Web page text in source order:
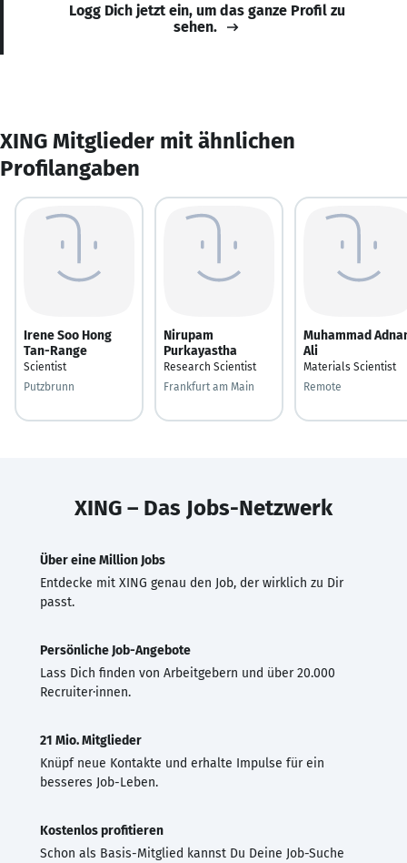
Logg Dich jetzt ein, um das ganze Profil zu
sehen.
XING Mitglieder mit ähnlichen
Profilangaben
Irene Soo Hong
Tan-Range
Scientist
Putzbrunn
Nirupam
Purkayastha
Research Scientist
Frankfurt am Main
Muhammad
Ali
Materials Scientist
Remote
XING – Das Jobs-Netzwerk
Über eine Million Jobs
Entdecke mit XING genau den Job, der wirklich zu Dir
passt.
Persönliche Job-Angebote
Lass Dich finden von Arbeitgebern und über 20.000
Recruiter·innen.
21 Mio. Mitglieder
Knüpf neue Kontakte und erhalte Impulse für ein
besseres Job-Leben.
Kostenlos profitieren
Schon als Basis-Mitglied kannst Du Deine Job-Suche